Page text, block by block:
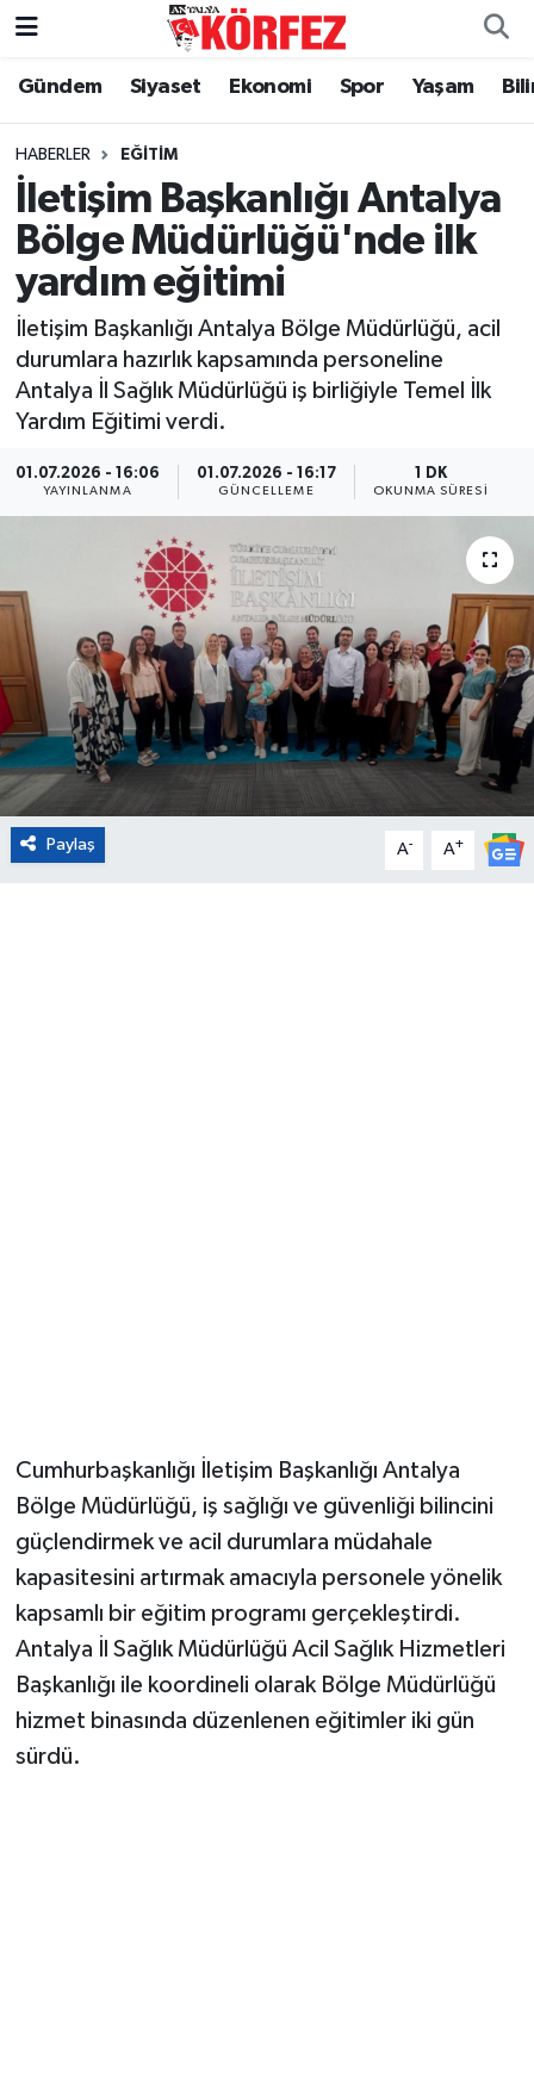
Gündem Siyaset Ekonomi Spor Yaşam
HABERLER EĞITIM
İletişim Başkanlığı Antalya
Bölge Müdürlüğü'nde ilk
yardım eğitimi
İletişim Başkanlığı Antalya Bölge Müdürlüğü, acil
durumlara hazırlık kapsamında personeline
Antalya İl Sağlık Müdürlüğü iş birliğiyle Temel İlk
Yardım Eğitimi verdi.
01.07.2026 - 16:06
YAYINLANMA
01.07.2026 - 16:17
GÜNCELLEME
1 DK
OKUNMA SÜRESI
Paylaş A- A+
Cumhurbaşkanlığı İletişim Başkanlığı Antalya
Bölge Müdürlüğü, iş sağlığı ve güvenliği bilincini
güçlendirmek ve acil durumlara müdahale
kapasitesini artırmak amacıyla personele yönelik
kapsamlı bir eğitim programı gerçekleştirdi.
Antalya İl Sağlık Müdürlüğü Acil Sağlık Hizmetleri
Başkanlığı ile koordineli olarak Bölge Müdürlüğü
hizmet binasında düzenlenen eğitimler iki gün
sürdü.
Gündem
Siyaset
Yerel Yönetim
Ekonomi
Spor
Yaşam
Dünya
Sağlık
Magazin
Turizm
Çevre
Nöbetçi Eczaneler
Hava Durumu
Trafik Durumu
Süper Lig Puan Durumu ve Fikstür
Tüm Manşetler
Son Dakika Haberleri